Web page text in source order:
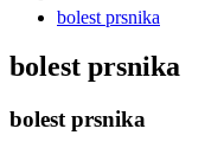
bolest prsnika
bolest prsnika
bolest prsnika